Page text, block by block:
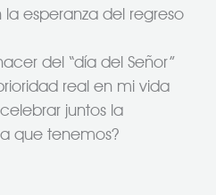
esperanza del regreso
del “día del Señor”
real en mi vida
juntos la
que tenemos?